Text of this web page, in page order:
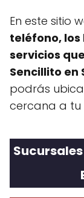
En este sitio
teléfono, los
servicios
Sencillito en
podrás
cercana a tu